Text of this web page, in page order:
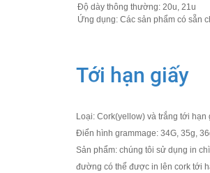
Độ dày thông thường: 20u, 21u
Ứng dụng: Các sản phẩm có sẵn
Tới hạn giấy
Loại: Cork(yellow) và trắng tới hạn
Điển hình grammage: 34G, 35g,
Sản phẩm: chúng tôi sử dụng in
đường có thể được in lên cork tới